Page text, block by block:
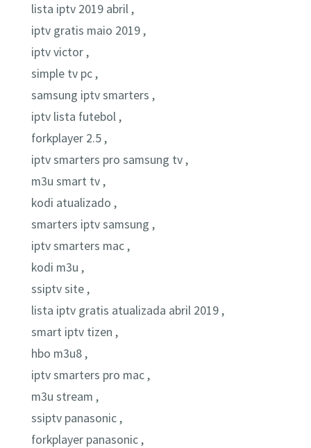
lista iptv 2019 abril ,
iptv gratis maio 2019 ,
iptv victor ,
simple tv pc ,
samsung iptv smarters ,
iptv lista futebol ,
forkplayer 2.5 ,
iptv smarters pro samsung tv ,
m3u smart tv ,
kodi atualizado ,
smarters iptv samsung ,
iptv smarters mac ,
kodi m3u ,
ssiptv site ,
lista iptv gratis atualizada abril 2019 ,
smart iptv tizen ,
hbo m3u8 ,
iptv smarters pro mac ,
m3u stream ,
ssiptv panasonic ,
forkplayer panasonic ,